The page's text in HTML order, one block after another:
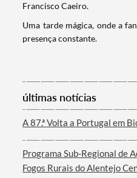
Termo de Pesquisa
Categorias gerais
Francisco Caeiro.
​​Uma tarde mágica, onde a
presença constante.
últimas notícias
A 87.ª Volta a Portugal em
Programa Sub-Regional de
Fogos Rurais do Alentejo